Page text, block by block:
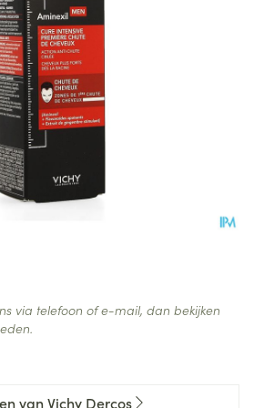
via telefoon of e-mail, dan bekijken
van Vichy Dercos